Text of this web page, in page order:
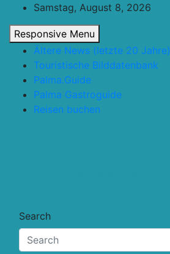
content
Samstag, August 8, 2026
Responsive Menu
Ältere News (letzte 20 Jahre)
Touristische Bilddatenbank
Palma.Guide
Palma Gastroguide
Reisen buchen
Search